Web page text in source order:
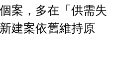
案，多在「供需失
建案依舊維持原